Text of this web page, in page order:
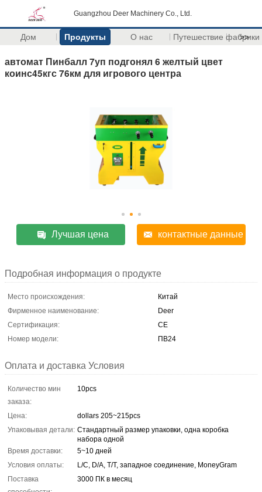
Guangzhou Deer Machinery Co., Ltd.
Дом Продукты О нас Путешествие фабрики
>>
автомат Пинбалл 7уп подгонял 6 желтый цвет
коинс45кгс 76км для игрового центра
Лучшая цена контактные данные
Подробная информация о продукте
Место происхождения:
Китай
Фирменное наименование:
Deer
Сертификация:
CE
Номер модели:
ПВ24
Оплата и доставка Условия
Количество мин
заказа:
10pcs
Цена:
dollars 205~215pcs
Упаковывая детали: Стандартный размер упаковки, одна коробка
набора одной
Время доставки:
5~10 дней
Условия оплаты:
L/C, D/A, T/T, западное соединение, MoneyGram
Поставка
3000 ПК в месяц